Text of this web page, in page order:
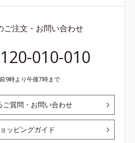
ご注文・お問い合わせ
010-010
9時より午後7時まで
ご質問・お問い合わせ
ッピングガイド